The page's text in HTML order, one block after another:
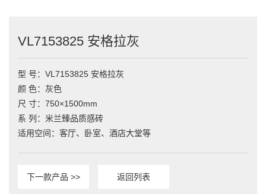
VL7153825 安格拉灰
型 号：VL7153825 安格拉灰
颜 色：灰色
尺 寸：750×1500mm
系 列：米兰臻品质感砖
适用空间：客厅、卧室、酒店大堂等
下一款产品 >> 返回列表